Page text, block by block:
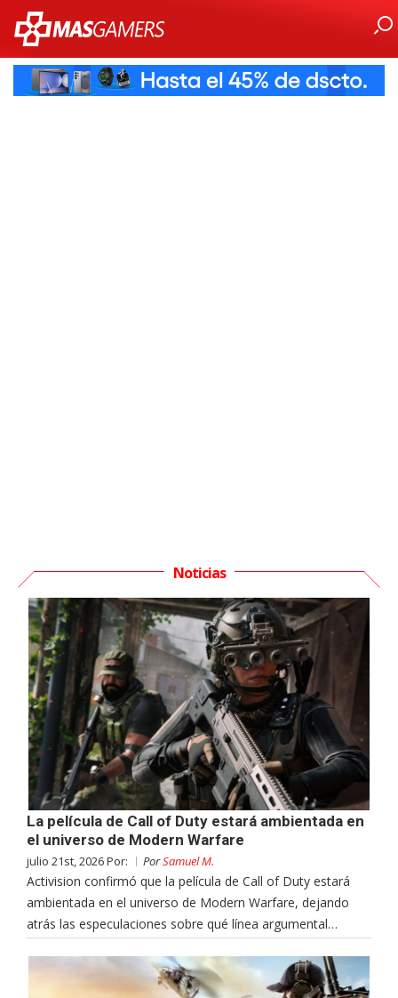
Noticias
La película de Call of Duty estará ambientada en
el universo de Modern Warfare
julio 21st, 2026 Por: PorSamuel M.
Activision confirmó que la película de Call of Duty estará
ambientada en el universo de Modern Warfare, dejando
atrás las especulaciones sobre qué línea argumental…